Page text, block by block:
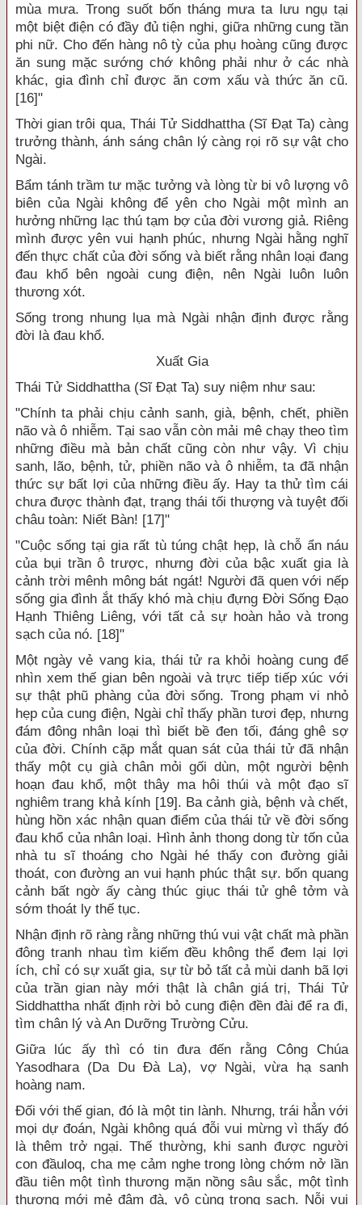
mùa mưa. Trong suốt bốn tháng mưa ta lưu ngụ tại
một biệt điện có đầy đủ tiện nghi, giữa những cung tần
phi nữ. Cho đến hàng nô tỳ của phụ hoàng cũng được
ăn sung mặc sướng chớ không phải như ở các nhà
khác, gia đình chỉ được ăn cơm xấu và thức ăn cũ.
[16]"
Thời gian trôi qua, Thái Tử Siddhattha (Sĩ Đạt Ta) càng
trưởng thành, ánh sáng chân lý càng rọi rõ sự vật cho
Ngài.
Bẩm tánh trầm tư mặc tưởng và lòng từ bi vô lượng vô
biên của Ngài không để yên cho Ngài một mình an
hưởng những lạc thú tạm bợ của đời vương giả. Riêng
mình được yên vui hạnh phúc, nhưng Ngài hằng nghĩ
đến thực chất của đời sống và biết rằng nhân loại đang
đau khổ bên ngoài cung điện, nên Ngài luôn luôn
thương xót.
Sống trong nhung lụa mà Ngài nhận định được rằng
đời là đau khổ.
Xuất Gia
Thái Tử Siddhattha (Sĩ Đạt Ta) suy niệm như sau:
"Chính ta phải chịu cảnh sanh, già, bệnh, chết, phiền
não và ô nhiễm. Tại sao vẫn còn mải mê chạy theo tìm
những điều mà bản chất cũng còn như vậy. Vì chịu
sanh, lão, bệnh, tử, phiền não và ô nhiễm, ta đã nhận
thức sự bất lợi của những điều ấy. Hay ta thử tìm cái
chưa được thành đạt, trạng thái tối thượng và tuyệt đối
châu toàn: Niết Bàn! [17]"
"Cuộc sống tại gia rất tù túng chật hẹp, là chỗ ẩn náu
của bụi trần ô trược, nhưng đời của bậc xuất gia là
cảnh trời mênh mông bát ngát! Người đã quen với nếp
sống gia đình ắt thấy khó mà chịu đựng Đời Sống Đạo
Hạnh Thiêng Liêng, với tất cả sự hoàn hảo và trong
sạch của nó. [18]"
Một ngày vẻ vang kia, thái tử ra khỏi hoàng cung để
nhìn xem thế gian bên ngoài và trực tiếp tiếp xúc với
sự thật phũ phàng của đời sống. Trong phạm vi nhỏ
hẹp của cung điện, Ngài chỉ thấy phần tươi đẹp, nhưng
đám đông nhân loại thì biết bề đen tối, đáng ghê sợ
của đời. Chính cặp mắt quan sát của thái tử đã nhận
thấy một cụ già chân mỏi gối dùn, một người bệnh
hoạn đau khổ, một thây ma hôi thúi và một đạo sĩ
nghiêm trang khả kính [19]. Ba cảnh già, bệnh và chết,
hùng hồn xác nhận quan điểm của thái tử về đời sống
đau khổ của nhân loại. Hình ảnh thong dong từ tốn của
nhà tu sĩ thoáng cho Ngài hé thấy con đường giải
thoát, con đường an vui hạnh phúc thật sự. bốn quang
cảnh bất ngờ ấy càng thúc giục thái tử ghê tởm và
sớm thoát ly thế tục.
Nhận định rõ ràng rằng những thú vui vật chất mà phần
đông tranh nhau tìm kiếm đều không thể đem lại lợi
ích, chỉ có sự xuất gia, sự từ bỏ tất cả mùi danh bã lợi
của trần gian này mới thật là chân giá trị, Thái Tử
Siddhattha nhất định rời bỏ cung điện đền đài để ra đi,
tìm chân lý và An Dưỡng Trường Cửu.
Giữa lúc ấy thì có tin đưa đến rằng Công Chúa
Yasodhara (Da Du Đà La), vợ Ngài, vừa hạ sanh
hoàng nam.
Đối với thế gian, đó là một tin lành. Nhưng, trái hẳn với
mọi dự đoán, Ngài không quá đỗi vui mừng vì thấy đó
là thêm trở ngại. Thế thường, khi sanh được người
con đầuloq, cha mẹ cảm nghe trong lòng chớm nở lần
đầu tiên một tình thương mặn nồng sâu sắc, một tình
thương mới mẻ đậm đà, vô cùng trong sạch. Nỗi vui